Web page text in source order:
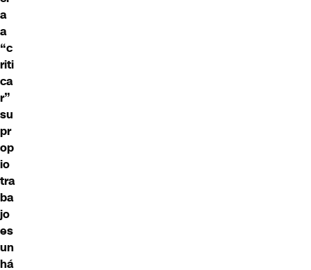
a
a
“c
riti
ca
r”
su
pr
op
io
tra
ba
jo
es
un
há